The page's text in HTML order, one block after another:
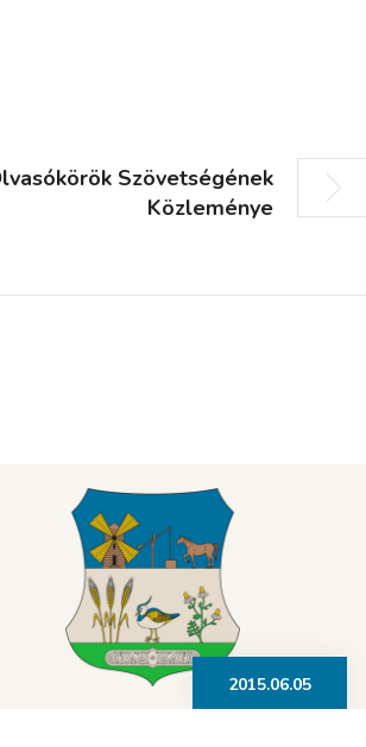
Szövetségének
Közleménye
2015.06.05